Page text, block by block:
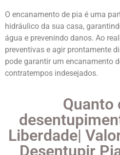
O encanamento de pia é uma
hidráulico da sua casa,
água e prevenindo danos. Ao
preventivas e agir prontamente
pode garantir um encanamento
contratempos indesejados.
Quanto
Liberdade|
Desentupir